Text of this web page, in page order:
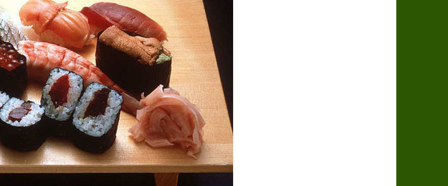
سراة عبيدة ضمن المراكز الأفضل إعلاميا في أجاويد عسير والثاني في مسار الثقافة والتراث
وزارة الحج والعمرة تعلن بدء وصول ضيوف الرحمن إلى المملكة لأداء فريضة الحج
المملكة تؤكد أهمية استمرارية العمليات التشغيلية البحرية وضمان حماية إمدادات الطاقة وسلاسل الإمداد
المحكمة العليا غدٍ الخميس هو المكمل لشهر رمضان